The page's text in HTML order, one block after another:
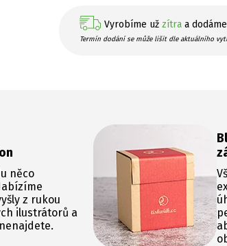
Vyrobíme už zítra a
Termín dodání se může lišit dle aktuálního
něco
z rukou
ilustrátorů a